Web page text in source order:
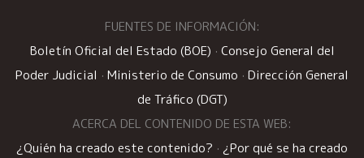
FUENTES DE INFORMACIÓN:
Boletín Oficial del Estado (BOE) · Consejo General del
Poder Judicial · Ministerio de Consumo · Dirección General
de Tráfico (DGT)
ACERCA DEL CONTENIDO DE ESTA WEB:
¿Quién ha creado este contenido? · ¿Por qué se ha creado